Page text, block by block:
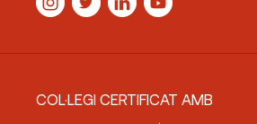
COL·LEGI CERTIFICAT AMB